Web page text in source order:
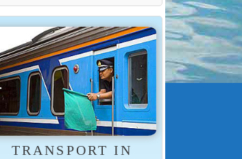
TRANSPORT IN